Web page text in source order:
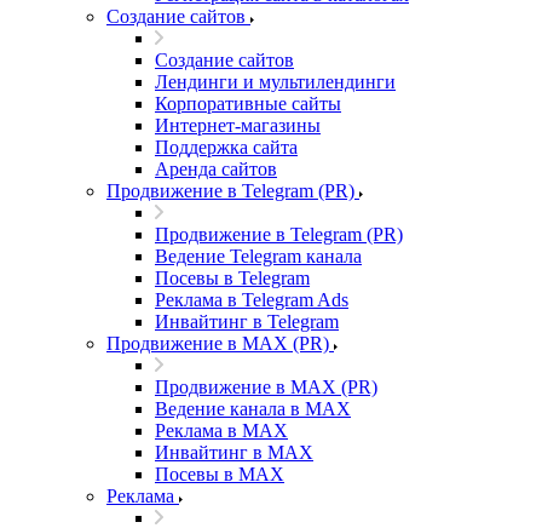
Создание сайтов
Создание сайтов
Лендинги и мультилендинги
Корпоративные сайты
Интернет-магазины
Поддержка сайта
Аренда сайтов
Продвижение в Telegram (PR)
Продвижение в Telegram (PR)
Ведение Telegram канала
Посевы в Telegram
Реклама в Telegram Ads
Инвайтинг в Telegram
Продвижение в MAX (PR)
Продвижение в MAX (PR)
Ведение канала в MAX
Реклама в MAX
Инвайтинг в MAX
Посевы в MAX
Реклама